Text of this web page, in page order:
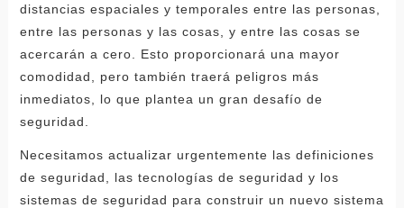
distancias espaciales y temporales entre las personas,
entre las personas y las cosas, y entre las cosas se
acercarán a cero. Esto proporcionará una mayor
comodidad, pero también traerá peligros más
inmediatos, lo que plantea un gran desafío de
seguridad.
Necesitamos actualizar urgentemente las definiciones
de seguridad, las tecnologías de seguridad y los
sistemas de seguridad para construir un nuevo sistema